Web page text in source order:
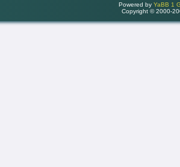
Powered by YaBB 1
Copyright © 2000-